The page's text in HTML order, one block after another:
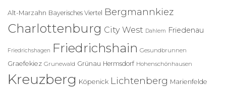
a
c
:
Alt-Marzahn Bayerisches Viertel Bergmannkiez
Charlottenburg City West Dahlem Friedenau
Friedrichshagen Friedrichshain Gesundbrunnen
Graefekiez Grunewald Grünau Hermsdorf Hohenschönhausen
Kreuzberg Köpenick Lichtenberg Marienfelde